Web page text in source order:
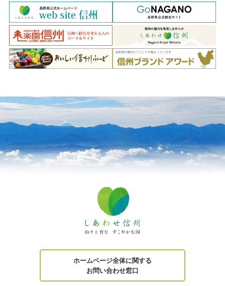
ホームページ全体に関する
お問い合わせ窓口